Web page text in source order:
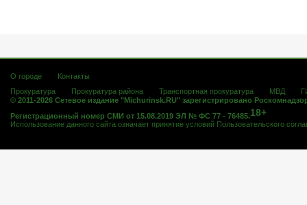
О городе
Контакты
Прокуратура
Прокуратура района Транспортная прокуратура МВД
© 2011-2026 Сетевое издание "Michurinsk.RU" зарегистрировано
Регистрационный номер СМИ от 15.08.2019 ЭЛ № ФС 77 - 76485.18+
Использование данного сайта означает принятие условий Пользовательского